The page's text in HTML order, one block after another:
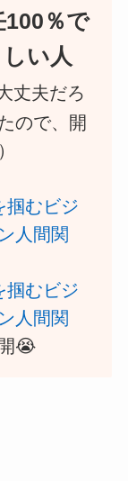
100％で
い人
丈夫だろ
ので、開
掴むビジ
人間関
掴むビジ
人間関
😭